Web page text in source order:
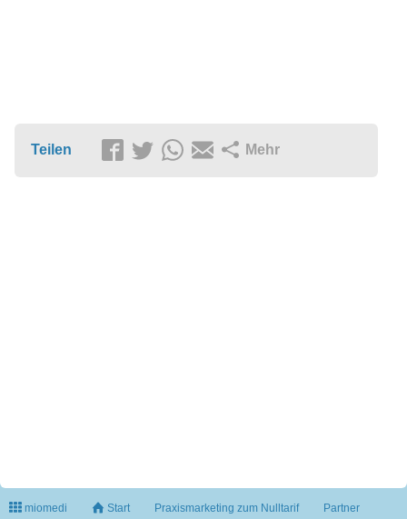
Teilen Mehr
miomedi Start Praxismarketing zum Nulltarif Partner